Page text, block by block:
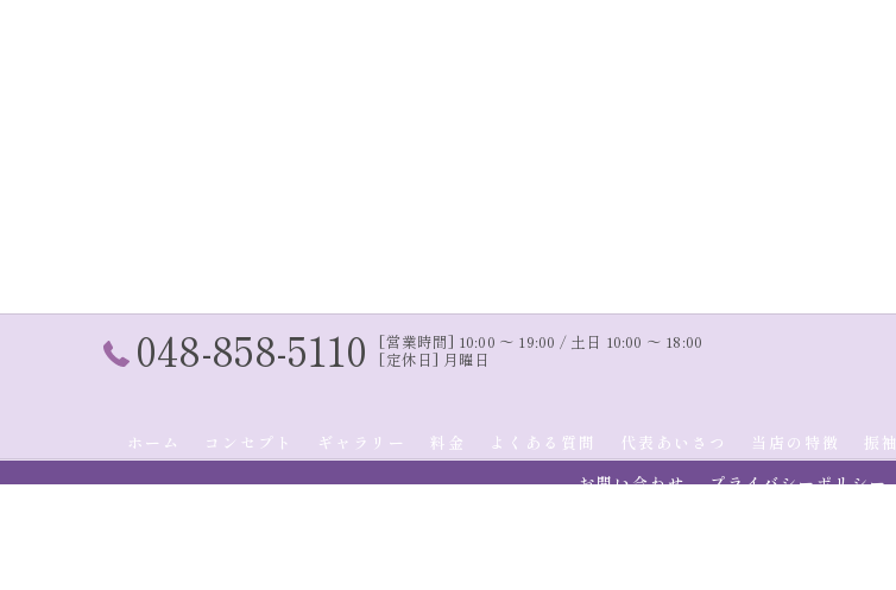
048-858-5110 [営業時間] 10:00 〜 19:00 / 土日 10:00 〜 18:00
[定休日] 月曜日
ホーム コンセプト ギャラリー 料金 よくある質問 代表あいさつ 当店の特徴 振袖
お問い合わせ
プライバシーポリシー